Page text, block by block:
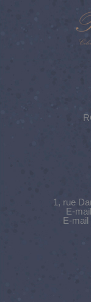
1, rue
E-
E-mail